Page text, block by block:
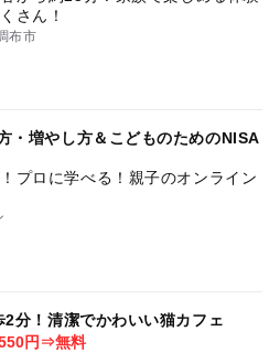
さん！
布市
・増やし方＆こどものためのNISA
プロに学べる！親子のオンライン
2分！清潔でかわいい猫カフェ
円⇒無料